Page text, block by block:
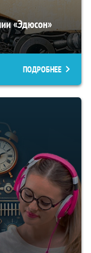
«Эдюсон»
ПОДРОБНЕЕ